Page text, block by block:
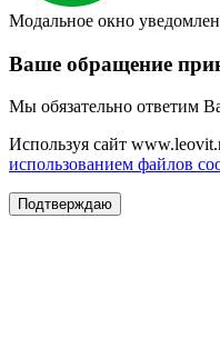
Модальное окно
Ваше обращение
Мы обязательно ответим
Используя сайт
использованием файлов
Подтверждаю